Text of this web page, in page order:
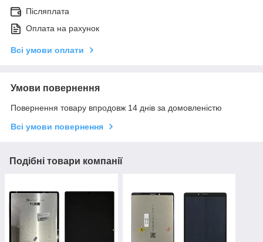
Післяплата
Оплата на рахунок
Всі умови оплати
Умови повернення
Повернення товару впродовж 14 днів за домовленістю
Всі умови повернення
Подібні товари компанії